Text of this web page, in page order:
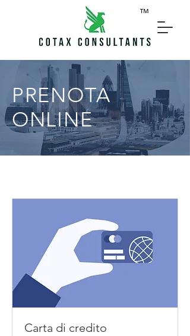
PRENOTA
ONLINE
Carta di credito